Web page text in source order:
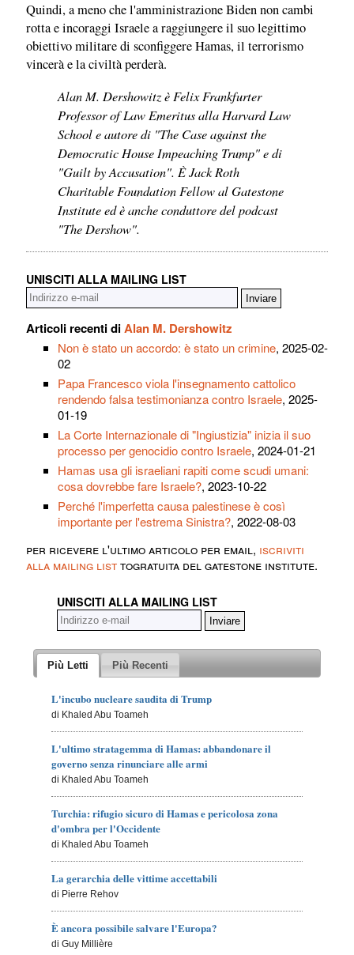
Quindi, a meno che l'amministrazione Biden non cambi
rotta e incoraggi Israele a raggiungere il suo legittimo
obiettivo militare di sconfiggere Hamas, il terrorismo
vincerà e la civiltà perderà.
Alan M. Dershowitz è Felix Frankfurter
Professor of Law Emeritus alla Harvard Law
School e autore di "The Case against the
Democratic House Impeaching Trump" e di
"Guilt by Accusation". È Jack Roth
Charitable Foundation Fellow al Gatestone
Institute ed è anche conduttore del podcast
"The Dershow".
UNISCITI ALLA MAILING LIST
Articoli recenti diAlan M. Dershowitz
Non è stato un accordo: è stato un crimine, 2025-02-
02
Papa Francesco viola l'insegnamento cattolico
rendendo falsa testimonianza contro Israele, 2025-
01-19
La Corte Internazionale di "Ingiustizia" inizia il suo
processo per genocidio contro Israele, 2024-01-21
Hamas usa gli israeliani rapiti come scudi umani:
cosa dovrebbe fare Israele?, 2023-10-22
Perché l'imperfetta causa palestinese è così
importante per l'estrema Sinistra?, 2022-08-03
per ricevere l'ultimo articolo per email, iscriviti
alla mailing listtogratuita del gatestone institute.
UNISCITI ALLA MAILING LIST
Più Letti Più Recenti
L'incubo nucleare saudita di Trump
di Khaled Abu Toameh
L'ultimo stratagemma di Hamas: abbandonare il
governo senza rinunciare alle armi
di Khaled Abu Toameh
Turchia: rifugio sicuro di Hamas e pericolosa zona
d'ombra per l'Occidente
di Khaled Abu Toameh
La gerarchia delle vittime accettabili
di Pierre Rehov
È ancora possibile salvare l'Europa?
di Guy Millière